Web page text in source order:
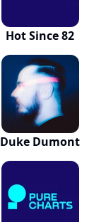
Hot Since 82
Duke Dumont